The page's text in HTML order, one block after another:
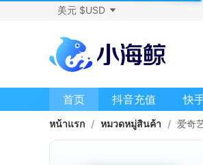
美元 $USD
首页 抖音充值 快
หน้าแรก / หมวดหมู่สินค้า / 爱奇